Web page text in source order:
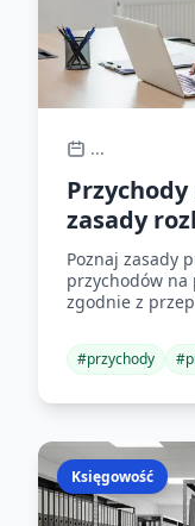
...
zasady
Poznaj zasady
przychodów na
zgodnie z
#przychody #
Księgowość